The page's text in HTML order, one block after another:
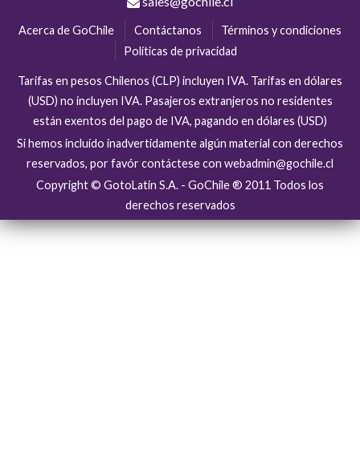
Acerca de GoChile Contáctanos
Términos y condiciones
Políticas de privacidad
Tarifas en pesos Chilenos (CLP) incluyen IVA. Tarifas en dólares
(USD) no incluyen IVA. Pasajeros extranjeros no residentes
están exentos del pago de IVA, pagando en dólares (USD)
Si hemos incluído inadvertidamente algún material con derechos
reservados, por favór contáctese con webadmin@gochile.cl
Copyright © GotoLatin S.A. - GoChile ® 2011 Todos los
derechos reservados